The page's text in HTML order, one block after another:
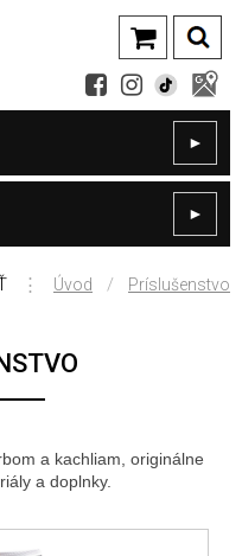
►
►
⋮ Úvod / Príslušenstvo
a kachliam, originálne
a doplnky.